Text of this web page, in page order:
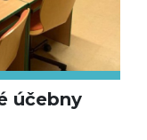
účebny